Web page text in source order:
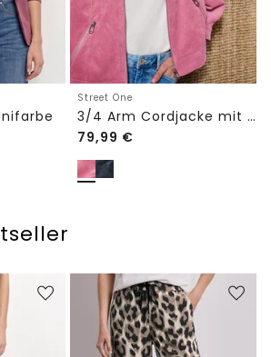
Street One
3/4 Arm Cordjacke mit Hemdkragen
79,99 €